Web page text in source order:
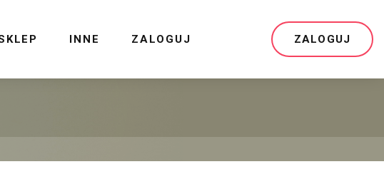
INNE ZALOGUJ ZALOGUJ